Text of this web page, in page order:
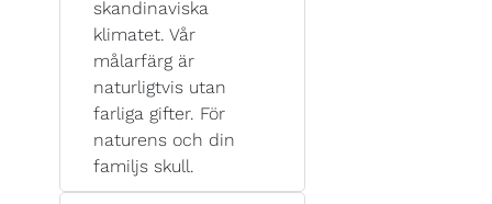
skandinaviska
klimatet. Vår
målarfärg är
naturligtvis utan
farliga gifter. För
naturens och din
familjs skull.